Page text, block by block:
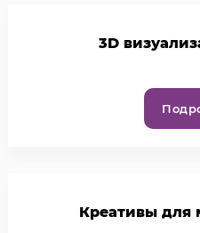
3D
Креативы для